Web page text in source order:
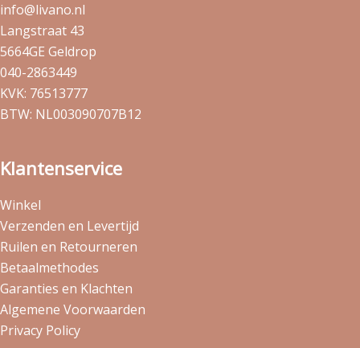
info@livano.nl
Langstraat 43
5664GE Geldrop
040-2863449
KVK: 76513777
BTW: NL003090707B12
Klantenservice
Winkel
Verzenden en Levertijd
Ruilen en Retourneren
Betaalmethodes
Garanties en Klachten
Algemene Voorwaarden
Privacy Policy